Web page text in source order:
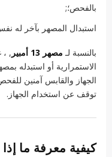
بالفحص؛;
استبدال المصهر بآخر له
بالنسبة لـ مصهر 13 أمبير
, ،
الاستمرارية أو استبدله
الجهاز والقابس آمنين
توقف عن استخدام الجهاز.
كيفية معرفة ما